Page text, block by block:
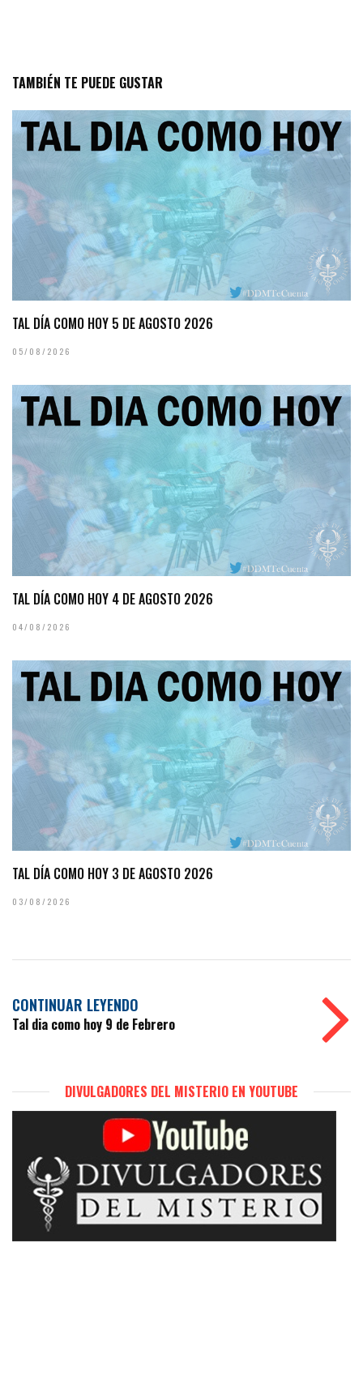
TAMBIÉN TE PUEDE GUSTAR
TAL DÍA COMO HOY 5 DE AGOSTO 2026
05/08/2026
TAL DÍA COMO HOY 4 DE AGOSTO 2026
04/08/2026
TAL DÍA COMO HOY 3 DE AGOSTO 2026
03/08/2026
CONTINUAR LEYENDO
Tal dia como hoy 9 de Febrero
DIVULGADORES DEL MISTERIO EN YOUTUBE